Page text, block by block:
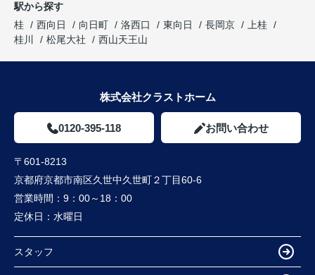
駅から探す
桂
西向日 向日町 洛西口 東向日 長岡京
上桂
桂川
松尾大社 西山天王山
株式会社クラストホーム
0120-395-118 お問い合わせ
〒601-8213
京都府京都市南区久世中久世町２丁目60-6
営業時間： 9：00～18：00
定休日： 水曜日
スタッフ